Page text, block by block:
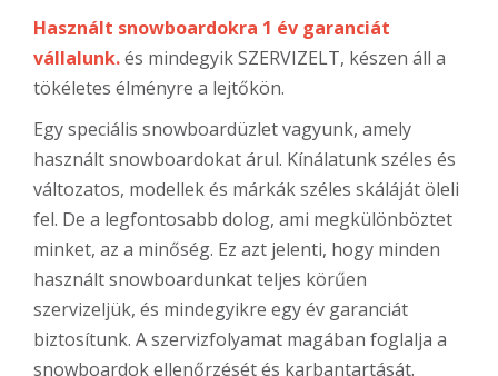
Használt snowboardokra 1 év garanciát
vállalunk.és mindegyik SZERVIZELT, készen áll a
tökéletes élményre a lejtőkön.
Egy speciális snowboardüzlet vagyunk, amely
használt snowboardokat árul. Kínálatunk széles és
változatos, modellek és márkák széles skáláját öleli
fel. De a legfontosabb dolog, ami megkülönböztet
minket, az a minőség. Ez azt jelenti, hogy minden
használt snowboardunkat teljes körűen
szervizeljük, és mindegyikre egy év garanciát
biztosítunk. A szervizfolyamat magában foglalja a
snowboardok ellenőrzését és karbantartását.